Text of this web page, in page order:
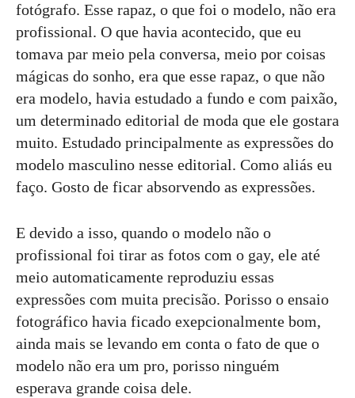
fotógrafo. Esse rapaz, o que foi o modelo, não era
profissional. O que havia acontecido, que eu
tomava par meio pela conversa, meio por coisas
mágicas do sonho, era que esse rapaz, o que não
era modelo, havia estudado a fundo e com paixão,
um determinado editorial de moda que ele gostara
muito. Estudado principalmente as expressões do
modelo masculino nesse editorial. Como aliás eu
faço. Gosto de ficar absorvendo as expressões.
E devido a isso, quando o modelo não o
profissional foi tirar as fotos com o gay, ele até
meio automaticamente reproduziu essas
expressões com muita precisão. Porisso o ensaio
fotográfico havia ficado exepcionalmente bom,
ainda mais se levando em conta o fato de que o
modelo não era um pro, porisso ninguém
esperava grande coisa dele.